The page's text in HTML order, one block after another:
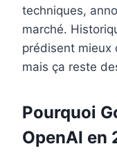
techniques,
marché.
prédisent mieux
mais ça reste
Pourquoi
OpenAI en